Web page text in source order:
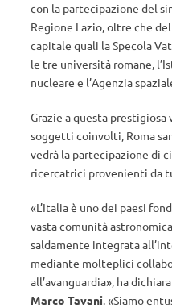
con la partecipazione del
Regione Lazio, oltre che
capitale quali la Specola
le tre università romane,
nucleare e l’Agenzia
Grazie a questa
soggetti coinvolti, Roma
vedrà la partecipazione di
ricercatrici provenienti da
«L’Italia è uno dei paesi
vasta comunità
saldamente integrata
mediante molteplici
all’avanguardia», ha
Marco Tavani. «Siamo